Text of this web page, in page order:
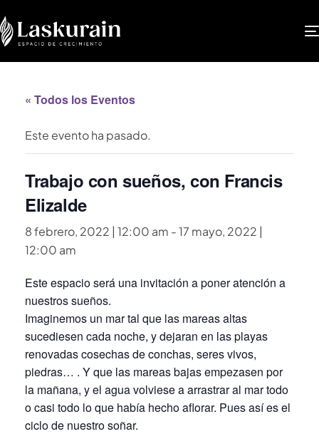
« Todos los Eventos
Este evento ha pasado.
Trabajo con sueños, con Francis
Elizalde
8 febrero, 2022 | 12:00 am -17 mayo, 2022 |
12:00 am
Este espacio será una invitación a poner atención a
nuestros sueños.
Imaginemos un mar tal que las mareas altas
sucediesen cada noche, y dejaran en las playas
renovadas cosechas de conchas, seres vivos,
piedras… . Y que las mareas bajas empezasen por
la mañana, y el agua volviese a arrastrar al mar todo
o casi todo lo que había hecho aflorar. Pues así es el
ciclo de nuestro soñar.